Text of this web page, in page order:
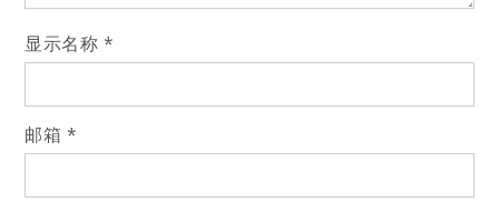
显示名称 *
邮箱 *